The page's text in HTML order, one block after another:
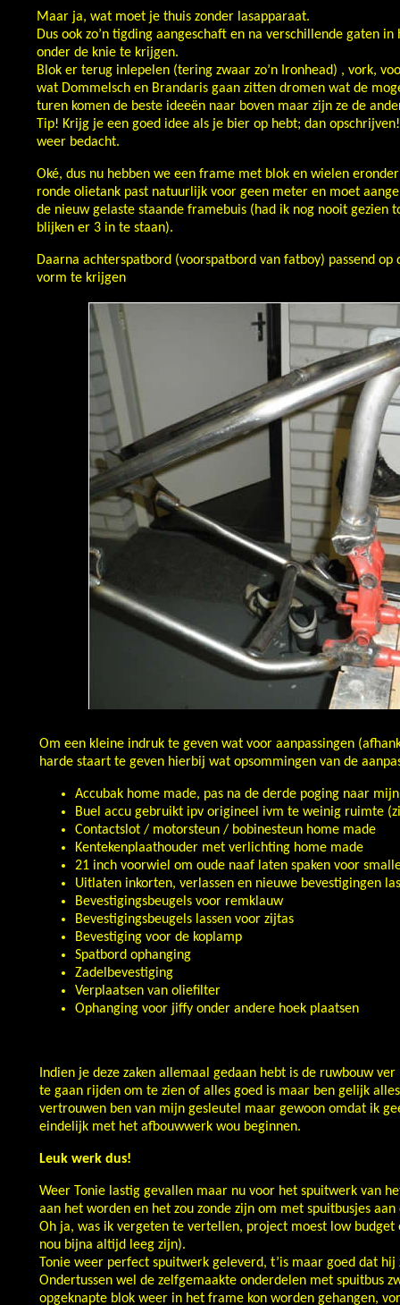
Maar ja, wat moet je thuis zonder lasapparaat.
Dus ook zo’n tigding aangeschaft en na verschillende gaten
onder de knie te krijgen.
Blok er terug inlepelen (tering zwaar zo’n Ironhead) , vork,
wat Dommelsch en Brandaris gaan zitten dromen wat de
turen komen de beste ideeën naar boven maar zijn ze de
Tip! Krijg je een goed idee als je bier op hebt; dan
weer bedacht.
Oké, dus nu hebben we een frame met blok en wielen
ronde olietank past natuurlijk voor geen meter en moet
de nieuw gelaste staande framebuis (had ik nog nooit gezien
blijken er 3 in te staan).
Daarna achterspatbord (voorspatbord van fatboy) passend
vorm te krijgen
Om een kleine indruk te geven wat voor aanpassingen
harde staart te geven hierbij wat opsommingen van de
Accubak home made, pas na de derde poging naar
Buel accu gebruikt ipv origineel ivm te weinig ruimte
Contactslot / motorsteun / bobinesteun home made
Kentekenplaathouder met verlichting home made
21 inch voorwiel om oude naaf laten spaken voor
Uitlaten inkorten, verlassen en nieuwe bevestigingen
Bevestigingsbeugels voor remklauw
Bevestigingsbeugels lassen voor zijtas
Bevestiging voor de koplamp
Spatbord ophanging
Zadelbevestiging
Verplaatsen van oliefilter
Ophanging voor jiffy onder andere hoek plaatsen
Indien je deze zaken allemaal gedaan hebt is de ruwbouw
te gaan rijden om te zien of alles goed is maar ben gelijk
vertrouwen ben van mijn gesleutel maar gewoon omdat ik
eindelijk met het afbouwwerk wou beginnen.
Leuk werk dus!
Weer Tonie lastig gevallen maar nu voor het spuitwerk van
aan het worden en het zou zonde zijn om met spuitbusjes aan
Oh ja, was ik vergeten te vertellen, project moest low
nou bijna altijd leeg zijn).
Tonie weer perfect spuitwerk geleverd, t’is maar goed dat
Ondertussen wel de zelfgemaakte onderdelen met spuitbus
opgeknapte blok weer in het frame kon worden gehangen,